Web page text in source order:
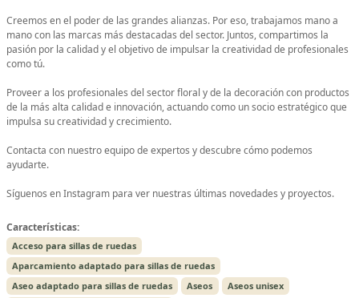
Creemos en el poder de las grandes alianzas. Por eso, trabajamos mano a
mano con las marcas más destacadas del sector. Juntos, compartimos la
pasión por la calidad y el objetivo de impulsar la creatividad de profesionales
como tú.
Proveer a los profesionales del sector floral y de la decoración con productos
de la más alta calidad e innovación, actuando como un socio estratégico que
impulsa su creatividad y crecimiento.
Contacta con nuestro equipo de expertos y descubre cómo podemos
ayudarte.
Síguenos en Instagram para ver nuestras últimas novedades y proyectos.
Características:
Acceso para sillas de ruedas
Aparcamiento adaptado para sillas de ruedas
Aseo adaptado para sillas de ruedas
Aseos
Aseos unisex